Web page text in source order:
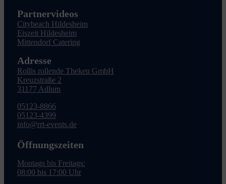
Partnervideos
Citybeach Hildesheim
Eiszeit Hildesheim
Mittendorf Catering
Adresse
Rollis rollende Theken GmbH
Kreuzstraße 2
31177 Adlum
05123-8866
05123-4399
info@rrt-events.de
Öffnungszeiten
Montags bis Freitags:
08:00 bis 17:00 Uhr